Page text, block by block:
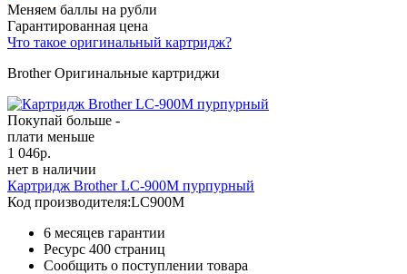
Меняем баллы на рубли
Гарантированная цена
Что такое оригинальный картридж?
Brother Оригинальные картриджи
Покупай больше -
плати меньше
1 046р.
нет в наличии
Картридж Brother LC-900M пурпурный
Код производителя:LC900M
6 месяцев гарантии
Ресурс 400 страниц
Сообщить о поступлении товара